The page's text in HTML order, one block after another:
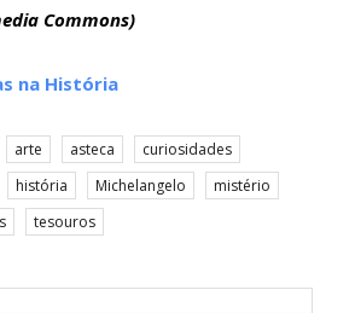
Commons)
na História
arte asteca
curiosidades
história Michelangelo
mistério
tesouros